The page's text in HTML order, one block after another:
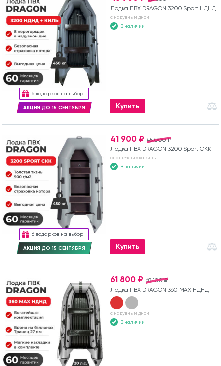
6 подарков на выбор
АКЦИЯ ДО 15 СЕНТЯБРЯ
Лодка ПВХ DRAGON 3200 Sport НДНД
с надувным дном
В наличии
Купить
6 подарков на выбор
АКЦИЯ ДО 15 СЕНТЯБРЯ
45 000 ₽
41 900 ₽
Лодка ПВХ DRAGON 3200 Sport СКК
слань-книжка киль
В наличии
Купить
68 100 ₽
61 800 ₽
Лодка ПВХ DRAGON 360 MAX НДНД
с надувным дном
В наличии